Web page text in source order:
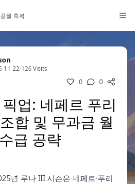
공월 축복
11-22/126 Visits
0 0
업: 네페르 푸리
합 및 무과금 월
급 공략
년 루나 III 시즌은 네페르·푸리